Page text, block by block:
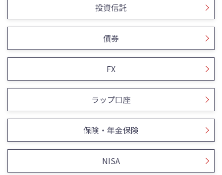
投資信託
債券
FX
ラップ口座
保険・年金保険
NISA